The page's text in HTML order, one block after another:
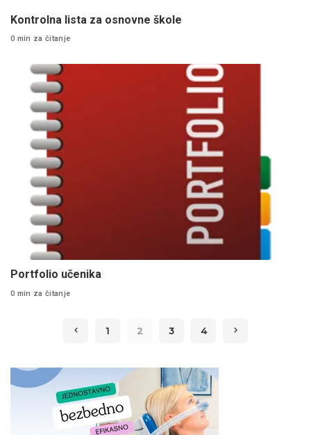
Kontrolna lista za osnovne škole
0 min za čitanje
Portfolio učenika
0 min za čitanje
1 2 3 4